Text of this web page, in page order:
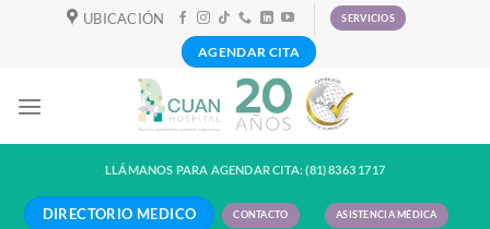
UBICACIÓN SERVICIOS
AGENDAR CITA
LLÁMANOS PARA AGENDAR CITA: (81) 8363 1717
DIRECTORIO MEDICO CONTACTO ASISTENCIA MÉDICA